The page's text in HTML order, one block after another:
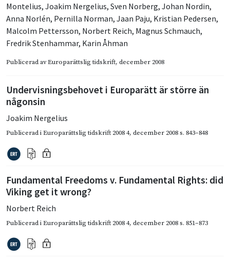
Montelius, Joakim Nergelius, Sven Norberg, Johan Nordin,
Anna Norlén, Pernilla Norman, Jaan Paju, Kristian Pedersen,
Malcolm Pettersson, Norbert Reich, Magnus Schmauch,
Fredrik Stenhammar, Karin Åhman
Publicerad avEuroparättslig tidskrift, december 2008
Undervisningsbehovet i Europarätt är större än
någonsin
Joakim Nergelius
Publicerad iEuroparättslig tidskrift 2008 4, december 2008s. 843–848
Fundamental Freedoms v. Fundamental Rights: did
Viking get it wrong?
Norbert Reich
Publicerad iEuroparättslig tidskrift 2008 4, december 2008s. 851–873